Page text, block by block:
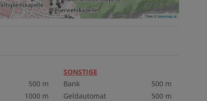
Tiles ©basemap.at
500 m
1000 m
SONSTIGE
Bank
500 m
Geldautomat
500 m